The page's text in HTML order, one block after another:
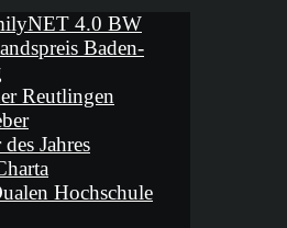
4.0 BW
Baden-
Reutlingen
Jahres
Hochschule